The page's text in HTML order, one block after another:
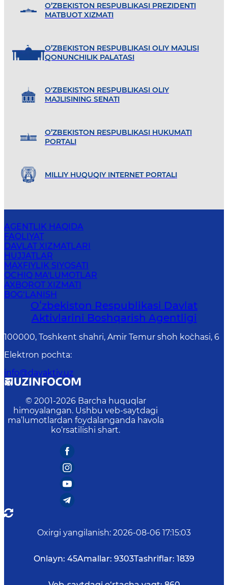
O’ZBEKISTON RESPUBLIKASI PREZIDENTI
MATBUOT XIZMATI
O’ZBEKISTON RESPUBLIKASI OLIY MAJLISI
QONUNCHILIK PALATASI
O'ZBEKISTON RESPUBLIKASI OLIY
MAJLISINING SENATI
O’ZBEKISTON RESPUBLIKASI HUKUMATI
PORTALI
MILLIY HUQUQIY INTERNET PORTALI
AGENTLIK HAQIDA
FAOLIYAT
DAVLAT XIZMATLARI
HUJJATLAR
MAXFIYLIK SIYOSATI
OCHIQ MA'LUMOTLAR
AXBOROT XIZMATI
BOG‘LANISH
Oʻzbekiston Respublikasi Davlat
Aktivlarini Boshqarish Agentligi
100000, Toshkent shahri, Amir Temur shoh ko`chasi, 6
Elektron pochta:
info@davaktiv.uz
© 2001-2026 Barcha huquqlar
himoyalangan. Ushbu veb-saytdagi
ma’lumotlardan foydalanganda havola
ko‘rsatilishi shart.
Oxirgi yangilanish: 2026-08-06 17:15:03
Onlayn: 45Amallar: 9303Tashriflar: 1839